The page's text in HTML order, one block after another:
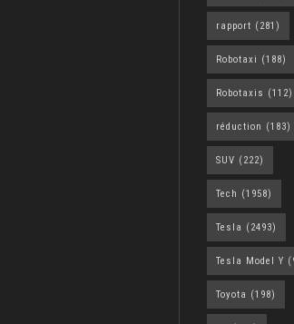
rapport (281)
Robotaxi (188)
Robotaxis (112)
réduction (183)
SUV (222)
Tech (1958)
Tesla (2493)
Tesla Model Y
Toyota (198)